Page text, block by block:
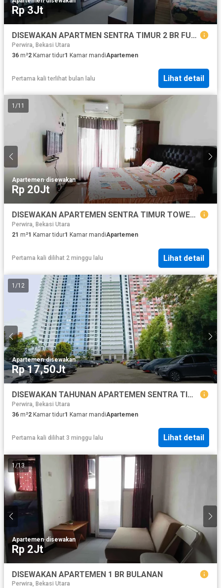
Rp 3Jt
DISEWAKAN APARTMEN SENTRA TIMUR 2 BR FULL FURNISH AKSES DEPAN PINTU TOL PULOGEBANG
Perwira, Bekasi Utara
36 m²2 Kamar tidur1 Kamar mandiApartemen
Pertama kali terlihat bulan lalu Lihat detail
1 /11
Apartemen·disewakan
Rp 20Jt
DISEWAKAN APARTEMEN SENTRA TIMUR TOWER SHAPIRE
Perwira, Bekasi Utara
21 m²1 Kamar tidur1 Kamar mandiApartemen
Pertama kali dilihat 2 minggu lalu Lihat detail
1 /12
Apartemen·disewakan
Rp 17,50Jt
DISEWAKAN TAHUNAN APARTEMEN SENTRA TIMUR 2 BR
Perwira, Bekasi Utara
36 m²2 Kamar tidur1 Kamar mandiApartemen
Pertama kali dilihat 3 minggu lalu Lihat detail
1 /13
Apartemen·disewakan
Rp 2Jt
DISEWAKAN APARTEMEN 1 BR BULANAN
Perwira, Bekasi Utara